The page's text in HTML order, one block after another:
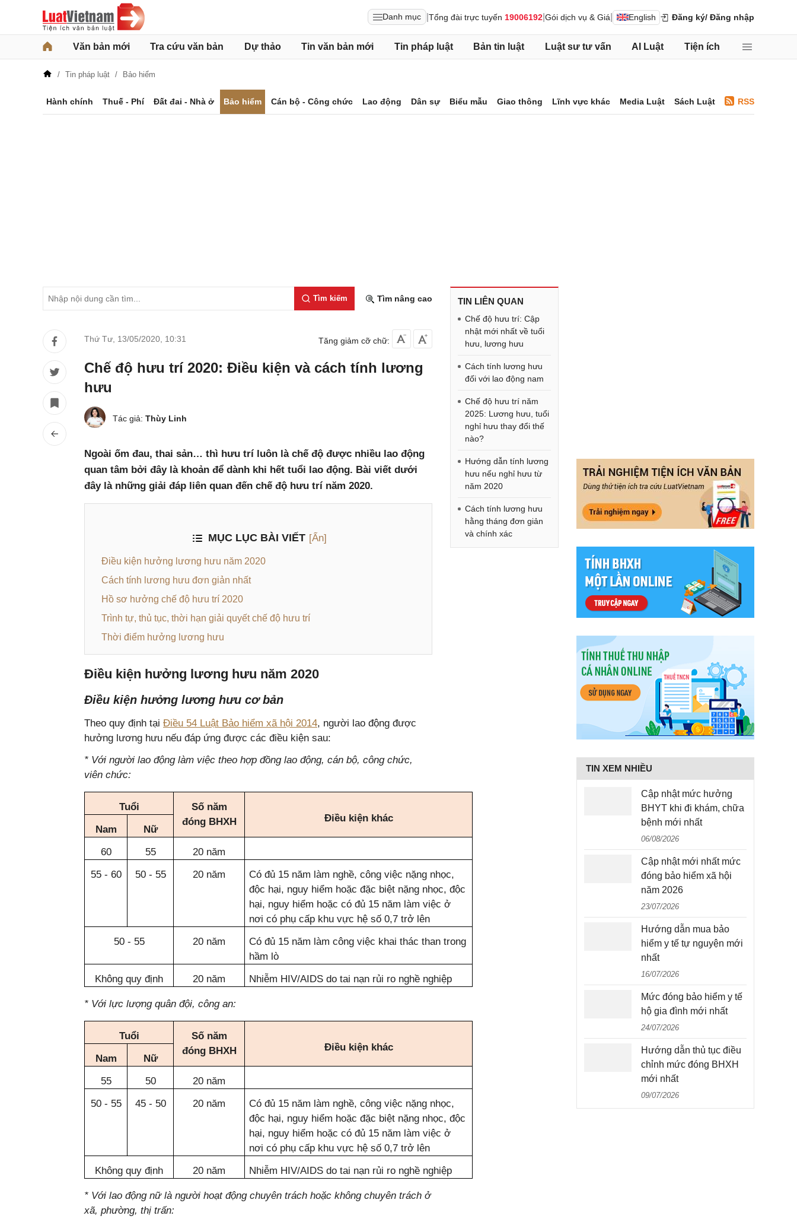
Danh mục Tổng đài trực tuyến 19006192 Gói dịch vụ & Giá English Đăng ký/ Đăng nhập
Văn bản mới Tra cứu văn bản Dự thảo Tin văn bản mới Tin pháp luật Bản tin luật Luật sư tư vấn AI Luật Tiện ích
Tin pháp luật Bảo hiểm
Hành chính Thuế - Phí Đất đai - Nhà ở Bảo hiểm Cán bộ - Công chức Lao động Dân sự Biểu mẫu Giao thông Lĩnh vực khác Media Luật Sách Luật RSS
Tìm kiếm Tìm nâng cao
Thứ Tư, 13/05/2020 10:31 Tăng giảm cỡ chữ:
Chế độ hưu trí 2020: Điều kiện và cách tính lương
hưu
Tác giả: Thùy Linh
Ngoài ốm đau, thai sản… thì hưu trí luôn là chế độ được nhiều lao động
quan tâm bởi đây là khoản để dành khi hết tuổi lao động. Bài viết dưới
đây là những giải đáp liên quan đến chế độ hưu trí năm 2020.
MỤC LỤC BÀI VIẾT [Ẩn]
Điều kiện hưởng lương hưu năm 2020
Cách tính lương hưu đơn giản nhất
Hồ sơ hưởng chế độ hưu trí 2020
Trình tự, thủ tục, thời hạn giải quyết chế độ hưu trí
Thời điểm hưởng lương hưu
Điều kiện hưởng lương hưu năm 2020
Điều kiện hưởng lương hưu cơ bản
Theo quy định tại Điều 54 Luật Bảo hiểm xã hội 2014, người lao động được
hưởng lương hưu nếu đáp ứng được các điều kiện sau:
* Với người lao động làm việc theo hợp đồng lao động, cán bộ, công chức,
viên chức:
Tuổi
Số năm
đóng BHXH
Điều kiện khác
Nam
Nữ
60
55
20 năm
55 - 60
50 - 55 20 năm
Có đủ 15 năm làm nghề, công việc nặng nhọc,
độc hại, nguy hiểm hoặc đặc biệt nặng nhọc, độc
hại, nguy hiểm hoặc có đủ 15 năm làm việc ở
nơi có phụ cấp khu vực hệ số 0,7 trở lên
50 - 55
20 năm
Có đủ 15 năm làm công việc khai thác than trong
hầm lò
Không quy định
20 năm Nhiễm HIV/AIDS do tai nạn rủi ro nghề nghiệp
* Với lực lượng quân đội, công an:
Tuổi
Số năm
đóng BHXH
Điều kiện khác
Nam
Nữ
55
50
20 năm
50 - 55
45 - 50 20 năm
Có đủ 15 năm làm nghề, công việc nặng nhọc,
độc hại, nguy hiểm hoặc đặc biệt nặng nhọc, độc
hại, nguy hiểm hoặc có đủ 15 năm làm việc ở
nơi có phụ cấp khu vực hệ số 0,7 trở lên
Không quy định
20 năm Nhiễm HIV/AIDS do tai nạn rủi ro nghề nghiệp
* Với lao động nữ là người hoạt động chuyên trách hoặc không chuyên trách ở
xã, phường, thị trấn:
TIN LIÊN QUAN
Chế độ hưu trí: Cập
nhật mới nhất về tuổi
hưu, lương hưu
Cách tính lương hưu
đối với lao động nam
Chế độ hưu trí năm
2025: Lương hưu, tuổi
nghỉ hưu thay đổi thế
nào?
Hướng dẫn tính lương
hưu nếu nghỉ hưu từ
năm 2020
Cách tính lương hưu
hằng tháng đơn giản
và chính xác
TIN XEM NHIỀU
Cập nhật mức hưởng
BHYT khi đi khám, chữa
bệnh mới nhất
06/08/2026
Cập nhật mới nhất mức
đóng bảo hiểm xã hội
năm 2026
23/07/2026
Hướng dẫn mua bảo
hiểm y tế tự nguyện mới
nhất
16/07/2026
Mức đóng bảo hiểm y tế
hộ gia đình mới nhất
24/07/2026
Hướng dẫn thủ tục điều
chỉnh mức đóng BHXH
mới nhất
09/07/2026